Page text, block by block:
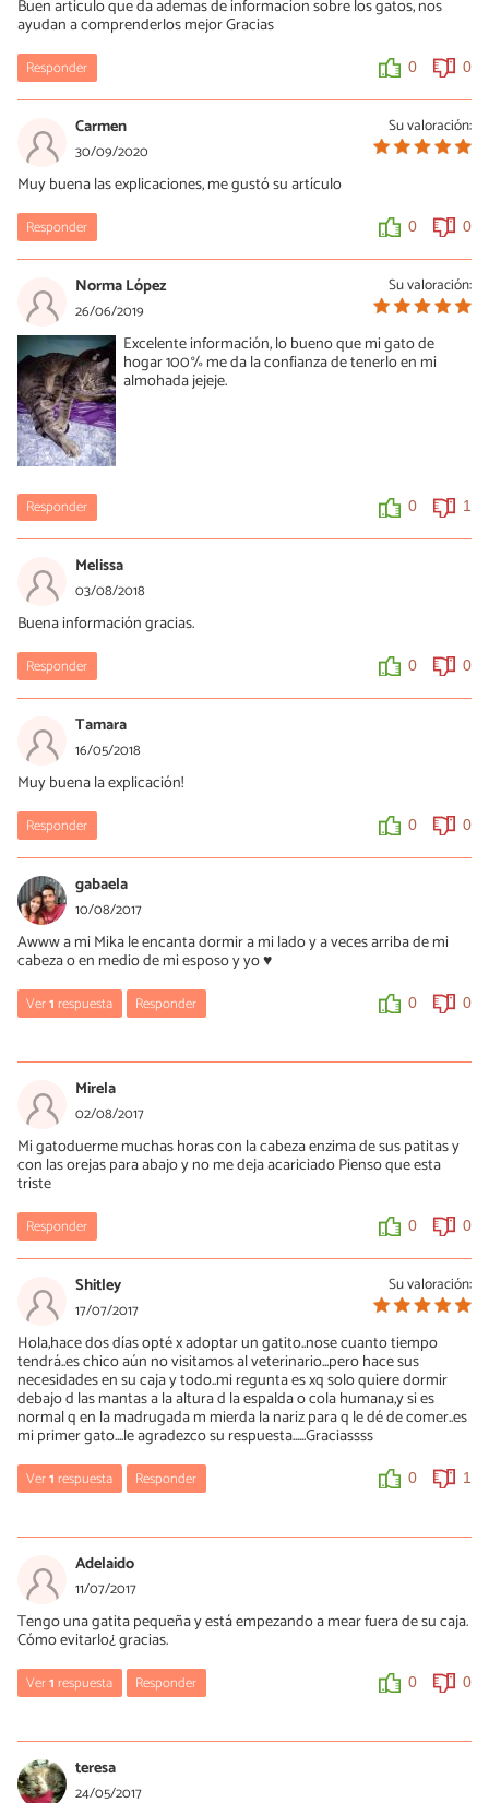
Buen articulo que da ademas de informacion sobre los gatos, nos
ayudan a comprenderlos mejor Gracias
Responder 0 0
Su valoración:
Carmen
30/09/2020
Muy buena las explicaciones, me gustó su artículo
Responder 0 0
Su valoración:
Norma López
26/06/2019
Excelente información, lo bueno que mi gato de
hogar 100% me da la confianza de tenerlo en mi
almohada jejeje.
Responder 0 1
Melissa
03/08/2018
Buena información gracias.
Responder 0 0
Tamara
16/05/2018
Muy buena la explicación!
Responder 0 0
gabaela
10/08/2017
Awww a mi Mika le encanta dormir a mi lado y a veces arriba de mi
cabeza o en medio de mi esposo y yo ♥
Ver1respuesta Responder 0 0
10/08/2017
¡Disfruten esos lindos momentos!
0
Mirela
02/08/2017
Mi gatoduerme muchas horas con la cabeza enzima de sus patitas y
con las orejas para abajo y no me deja acariciado Pienso que esta
triste
Responder 0 0
Su valoración:
Shitley
17/07/2017
Hola,hace dos días opté x adoptar un gatito..nose cuanto tiempo
tendrá..es chico aún no visitamos al veterinario...pero hace sus
necesidades en su caja y todo..mi regunta es xq solo quiere dormir
debajo d las mantas a la altura d la espalda o cola humana,y si es
normal q en la madrugada m mierda la nariz para q le dé de comer..es
mi primer gato....le agradezco su respuesta......Graciassss
Ver1respuesta Responder 0 1
17/07/2017
Hola, Shitley. Los gatitos de las camadas suelen dormir abrigados
entre sì, unos sobre otros, asì que està es la razón de que prefiera
hacerlo contigo entre las mantas. Sin embargo, debes
preguntarte si deseas que el gato se acostumbre a dormir
momento de enseñarle a dormir en su propia cama.
acostumbres desde ya a que no haga esto, estableciendo unos
horarios para comer.
Adelaido
11/07/2017
Tengo una gatita pequeña y está empezando a mear fuera de su caja.
Cómo evitarlo¿ gracias.
Ver1respuesta Responder 0 0
12/07/2017
¡Hola! Te recomiendo leer nuestros artículos: ¿Por qué mi gato
teresa
24/05/2017